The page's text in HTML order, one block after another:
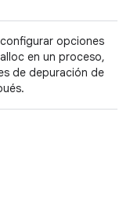
opciones
en un proceso,
de depuración de